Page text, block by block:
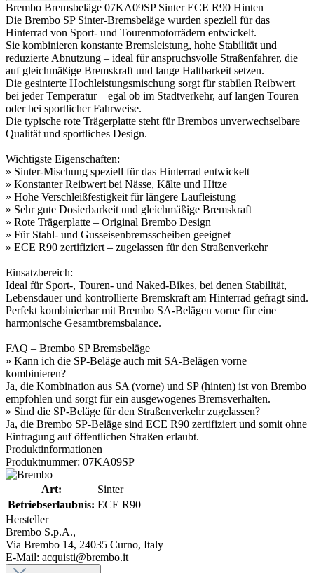
Brembo Bremsbeläge 07KA09SP Sinter ECE R90 Hinten
Die Brembo SP Sinter-Bremsbeläge wurden speziell für das
Hinterrad von Sport- und Tourenmotorrädern entwickelt.
Sie kombinieren konstante Bremsleistung, hohe Stabilität und
reduzierte Abnutzung – ideal für anspruchsvolle Straßenfahrer, die
auf gleichmäßige Bremskraft und lange Haltbarkeit setzen.
Die gesinterte Hochleistungsmischung sorgt für stabilen Reibwert
bei jeder Temperatur – egal ob im Stadtverkehr, auf langen Touren
oder bei sportlicher Fahrweise.
Die typische rote Trägerplatte steht für Brembos unverwechselbare
Qualität und sportliches Design.
Wichtigste Eigenschaften:
» Sinter-Mischung speziell für das Hinterrad entwickelt
» Konstanter Reibwert bei Nässe, Kälte und Hitze
» Hohe Verschleißfestigkeit für längere Laufleistung
» Sehr gute Dosierbarkeit und gleichmäßige Bremskraft
» Rote Trägerplatte – Original Brembo Design
» Für Stahl- und Gusseisenbremsscheiben geeignet
» ECE R90 zertifiziert – zugelassen für den Straßenverkehr
Einsatzbereich:
Ideal für Sport-, Touren- und Naked-Bikes, bei denen Stabilität,
Lebensdauer und kontrollierte Bremskraft am Hinterrad gefragt sind.
Perfekt kombinierbar mit Brembo SA-Belägen vorne für eine
harmonische Gesamtbremsbalance.
FAQ – Brembo SP Bremsbeläge
» Kann ich die SP-Beläge auch mit SA-Belägen vorne
kombinieren?
Ja, die Kombination aus SA (vorne) und SP (hinten) ist von Brembo
empfohlen und sorgt für ein ausgewogenes Bremsverhalten.
» Sind die SP-Beläge für den Straßenverkehr zugelassen?
Ja, die Brembo SP-Beläge sind ECE R90 zertifiziert und somit ohne
Eintragung auf öffentlichen Straßen erlaubt.
Produktinformationen
Produktnummer: 07KA09SP
Art:
Sinter
Betriebserlaubnis: ECE R90
Hersteller
Brembo S.p.A.,
Via Brembo 14, 24035 Curno, Italy
E-Mail: acquisti@brembo.it